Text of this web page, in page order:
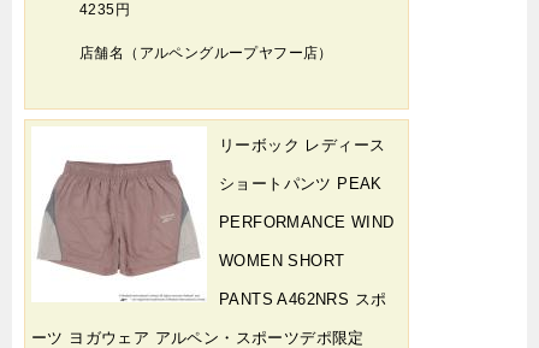
4235円
店舗名（アルペングループヤフー店）
リーボック レディース
ショートパンツ PEAK
PERFORMANCE WIND
WOMEN SHORT
PANTS A462NRS スポ
ーツ ヨガウェア アルペン・スポーツデポ限定